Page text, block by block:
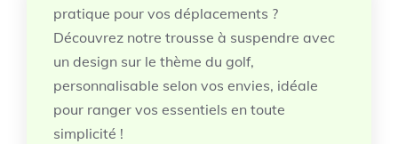
pratique pour vos déplacements ?
Découvrez notre trousse à suspendre avec
un design sur le thème du golf,
personnalisable selon vos envies, idéale
pour ranger vos essentiels en toute
simplicité !